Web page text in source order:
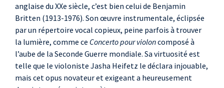
anglaise du XXe siècle, c’est bien celui de Benjamin
Britten (1913-1976). Son œuvre instrumentale, éclipsée
par un répertoire vocal copieux, peine parfois à trouver
la lumière, comme ce Concerto pour violoncomposé à
l’aube de la Seconde Guerre mondiale. Sa virtuosité est
telle que le violoniste Jasha Heifetz le déclara injouable,
mais cet opus novateur et exigeant a heureusement